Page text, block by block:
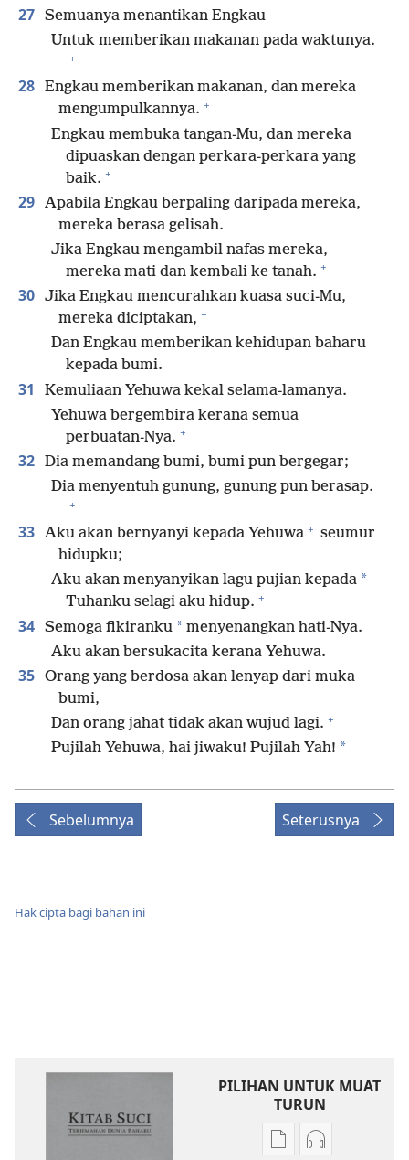
27 Semuanya menantikan Engkau
Untuk memberikan makanan pada waktunya.
+
28 Engkau memberikan makanan, dan mereka
mengumpulkannya. +
Engkau membuka tangan-Mu, dan mereka
dipuaskan dengan perkara-perkara yang
baik. +
29 Apabila Engkau berpaling daripada mereka,
mereka berasa gelisah.
Jika Engkau mengambil nafas mereka,
mereka mati dan kembali ke tanah. +
30 Jika Engkau mencurahkan kuasa suci-Mu,
mereka diciptakan, +
Dan Engkau memberikan kehidupan baharu
kepada bumi.
31
Kemuliaan Yehuwa kekal selama-lamanya.
Yehuwa bergembira kerana semua
perbuatan-Nya. +
32 Dia memandang bumi, bumi pun bergegar;
Dia menyentuh gunung, gunung pun berasap.
+
33 Aku akan bernyanyi kepada Yehuwa + seumur
hidupku;
Aku akan menyanyikan lagu pujian kepada *
Tuhanku selagi aku hidup. +
34 Semoga fikiranku * menyenangkan hati-Nya.
Aku akan bersukacita kerana Yehuwa.
35 Orang yang berdosa akan lenyap dari muka
bumi,
Dan orang jahat tidak akan wujud lagi. +
Pujilah Yehuwa, hai jiwaku! Pujilah Yah! *
Sebelumnya Seterusnya
Hak cipta bagi bahan ini
PILIHAN UNTUK MUAT
TURUN
PilihanPilihan